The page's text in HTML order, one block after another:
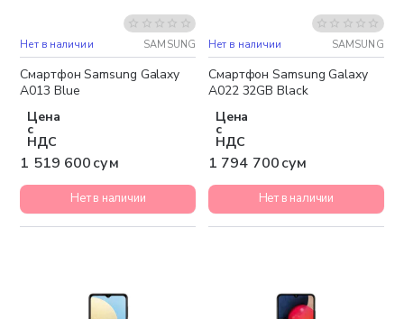
Бесплатная доставка
Нет в наличии SAMSUNG
Смартфон Samsung Galaxy
A013 Blue
Цена
с
НДС
1 519 600 сум
Нет в наличии
Бесплатная доставка
Нет в наличии SAMSUNG
Смартфон Samsung Galaxy
A022 32GB Black
Цена
с
НДС
1 794 700 сум
Нет в наличии